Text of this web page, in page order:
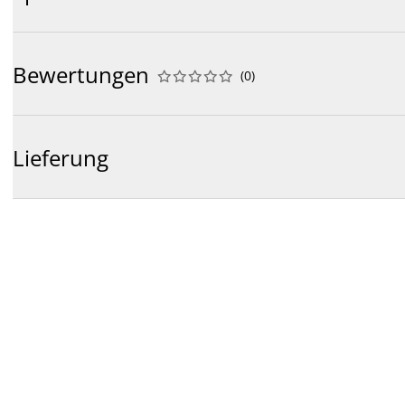
Bewertungen 




 (0)
Lieferung